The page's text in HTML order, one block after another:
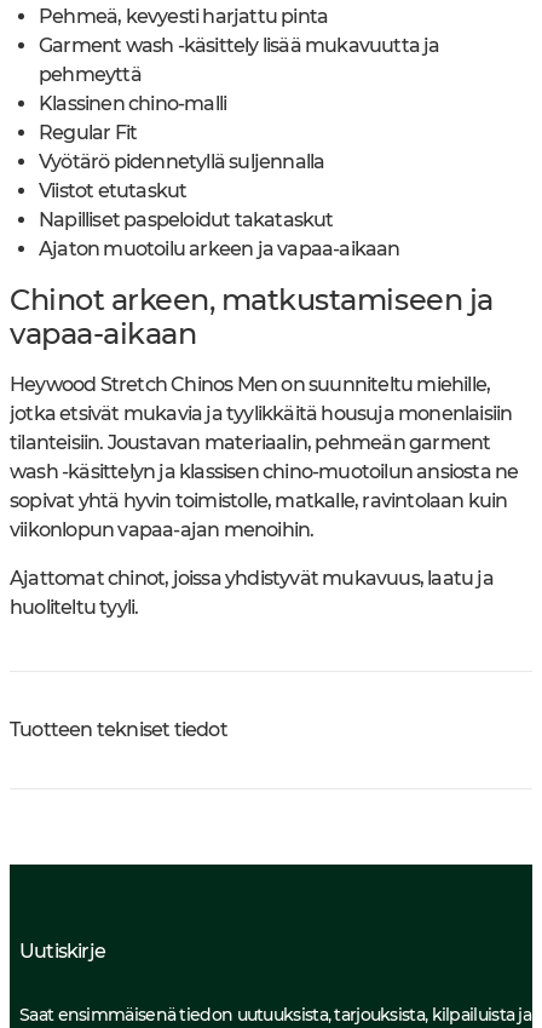
Pehmeä, kevyesti harjattu pinta
Garment wash -käsittely lisää mukavuutta ja
pehmeyttä
Klassinen chino-malli
Regular Fit
Vyötärö pidennetyllä suljennalla
Viistot etutaskut
Napilliset paspeloidut takataskut
Ajaton muotoilu arkeen ja vapaa-aikaan
Chinot arkeen, matkustamiseen ja
vapaa-aikaan
Heywood Stretch Chinos Men on suunniteltu miehille,
jotka etsivät mukavia ja tyylikkäitä housuja monenlaisiin
tilanteisiin. Joustavan materiaalin, pehmeän garment
wash -käsittelyn ja klassisen chino-muotoilun ansiosta ne
sopivat yhtä hyvin toimistolle, matkalle, ravintolaan kuin
viikonlopun vapaa-ajan menoihin.
Ajattomat chinot, joissa yhdistyvät mukavuus, laatu ja
huoliteltu tyyli.
Tuotteen tekniset tiedot
Uutiskirje
Saat ensimmäisenä tiedon uutuuksista, tarjouksista, kilpailuista ja